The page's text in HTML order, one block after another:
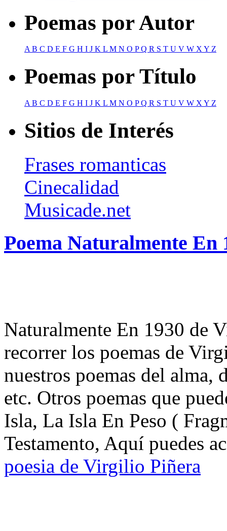
Poemas por Autor
AB C D E F G H I J K L M N O PQ R S T U V W XY Z
Poemas por Título
A B C D E F G H I J K L M N O PQ R S T U V W X Y Z
Sitios de Interés
Frases romanticas
Cinecalidad
Musicade.net
Poema Naturalmente
Naturalmente En 1930 de
recorrer los poemas de
nuestros poemas del alma,
etc. Otros poemas que
Isla, La Isla En Peso (
Testamento, Aquí puedes
poesia de Virgilio Piñera